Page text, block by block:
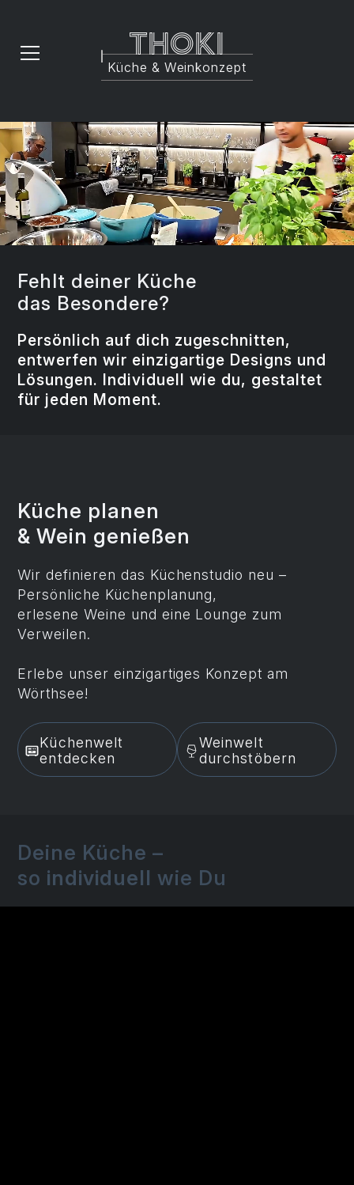
Thoki
Küche & Weinkonzept
Fehlt deiner Küche
das Besondere?
Persönlich auf dich zugeschnitten,
entwerfen wir einzigartige Designs und
Lösungen. Individuell wie du, gestaltet
für jeden Moment.
Küche planen
& Wein genießen
Wir definieren das Küchenstudio neu –
Persönliche Küchenplanung,
erlesene Weine und eine Lounge zum
Verweilen.
Erlebe unser einzigartiges Konzept am
Wörthsee!
Küchenwelt
entdecken
Weinwelt
durchstöbern
Deine Küche –
so individuell wie Du